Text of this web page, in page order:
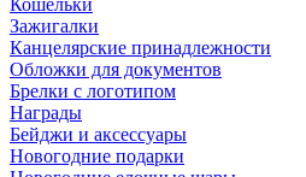
Кошельки
Зажигалки
Канцелярские принадлежности
Обложки для документов
Брелки с логотипом
Награды
Бейджи и аксессуары
Новогодние подарки